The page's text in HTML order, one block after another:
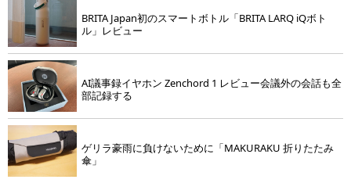
BRITA Japan初のスマートボトル「BRITA LARQ iQボト
ル」レビュー
AI議事録イヤホン Zenchord 1 レビュー会議外の会話も全
部記録する
ゲリラ豪雨に負けないために「MAKURAKU 折りたたみ
傘」